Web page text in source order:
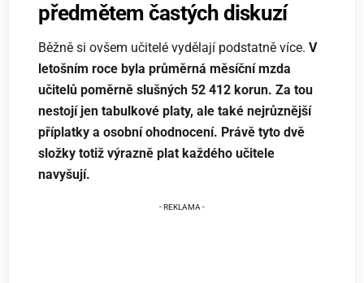
předmětem častých diskuzí
Běžně si ovšem učitelé vydělají podstatně více.V
letošním roce byla průměrná měsíční mzda
učitelů poměrně slušných 52 412 korun. Za tou
nestojí jen tabulkové platy, ale také nejrůznější
příplatky a osobní ohodnocení. Právě tyto dvě
složky totiž výrazně plat každého učitele
navyšují.